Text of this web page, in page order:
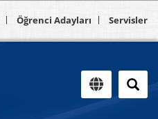
Öğrenci Adayları Servisler